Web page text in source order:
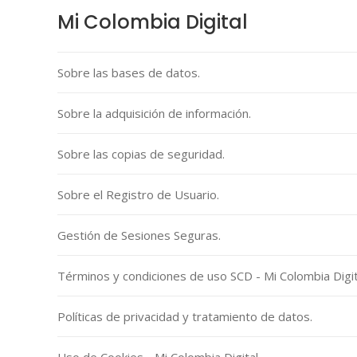
Mi Colombia Digital
Sobre las bases de datos.
Sobre la adquisición de información.
Sobre las copias de seguridad.
Sobre el Registro de Usuario.
Gestión de Sesiones Seguras.
Términos y condiciones de uso SCD - Mi Colombia
Políticas de privacidad y tratamiento de datos.